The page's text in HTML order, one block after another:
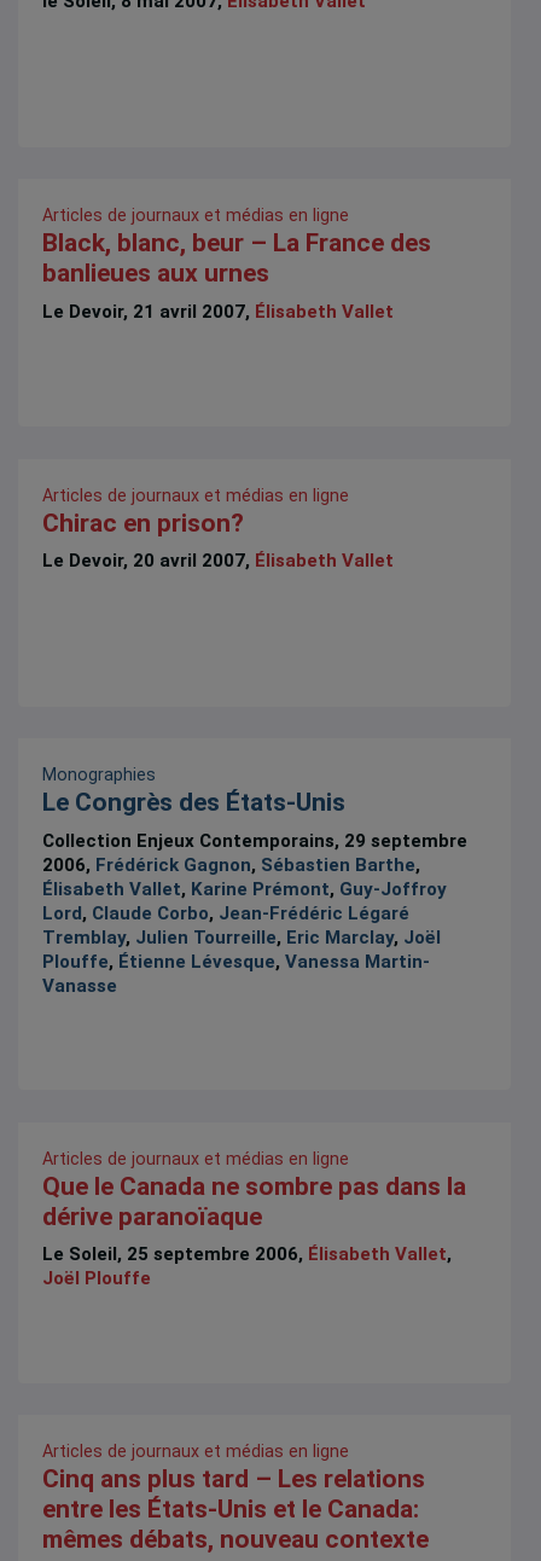
Articles de journaux et médias en ligne
Black, blanc, beur – La France des
banlieues aux urnes
Le Devoir, 21 avril 2007, Élisabeth Vallet
Articles de journaux et médias en ligne
Chirac en prison?
Le Devoir, 20 avril 2007, Élisabeth Vallet
Monographies
Le Congrès des États-Unis
Collection Enjeux Contemporains, 29 septembre
2006, Frédérick Gagnon, Sébastien Barthe,
Élisabeth Vallet, Karine Prémont, Guy-Joffroy
Lord, Claude Corbo, Jean-Frédéric Légaré
Tremblay, Julien Tourreille, Eric Marclay, Joël
Plouffe, Étienne Lévesque,Vanessa Martin-
Vanasse
Articles de journaux et médias en ligne
Que le Canada ne sombre pas dans la
dérive paranoïaque
Le Soleil, 25 septembre 2006, Élisabeth Vallet,
Joël Plouffe
Articles de journaux et médias en ligne
Cinq ans plus tard – Les relations
entre les États-Unis et le Canada:
mêmes débats, nouveau contexte